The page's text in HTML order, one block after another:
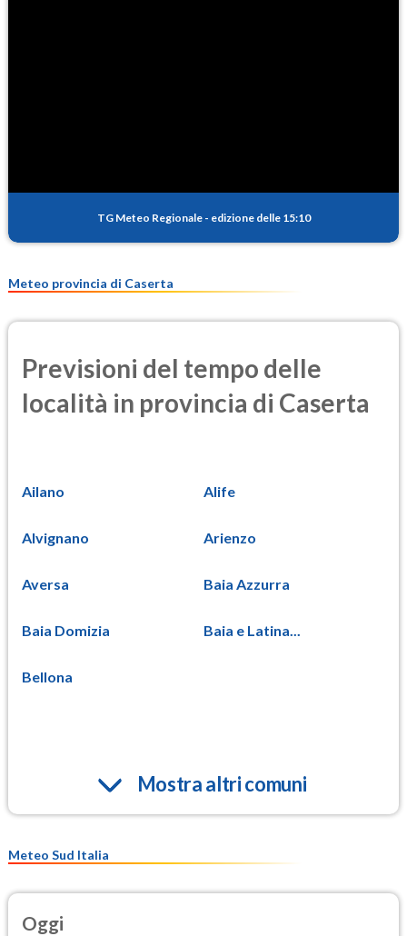
TG Meteo Regionale - edizione delle 15:10
Meteo provincia di Caserta
Previsioni del tempo delle
località in provincia di Caserta
Ailano Alife
Alvignano Arienzo
Aversa Baia Azzurra
Baia Domizia Baia e Latina...
Bellona
Mostra altri comuni
Meteo Sud Italia
Oggi